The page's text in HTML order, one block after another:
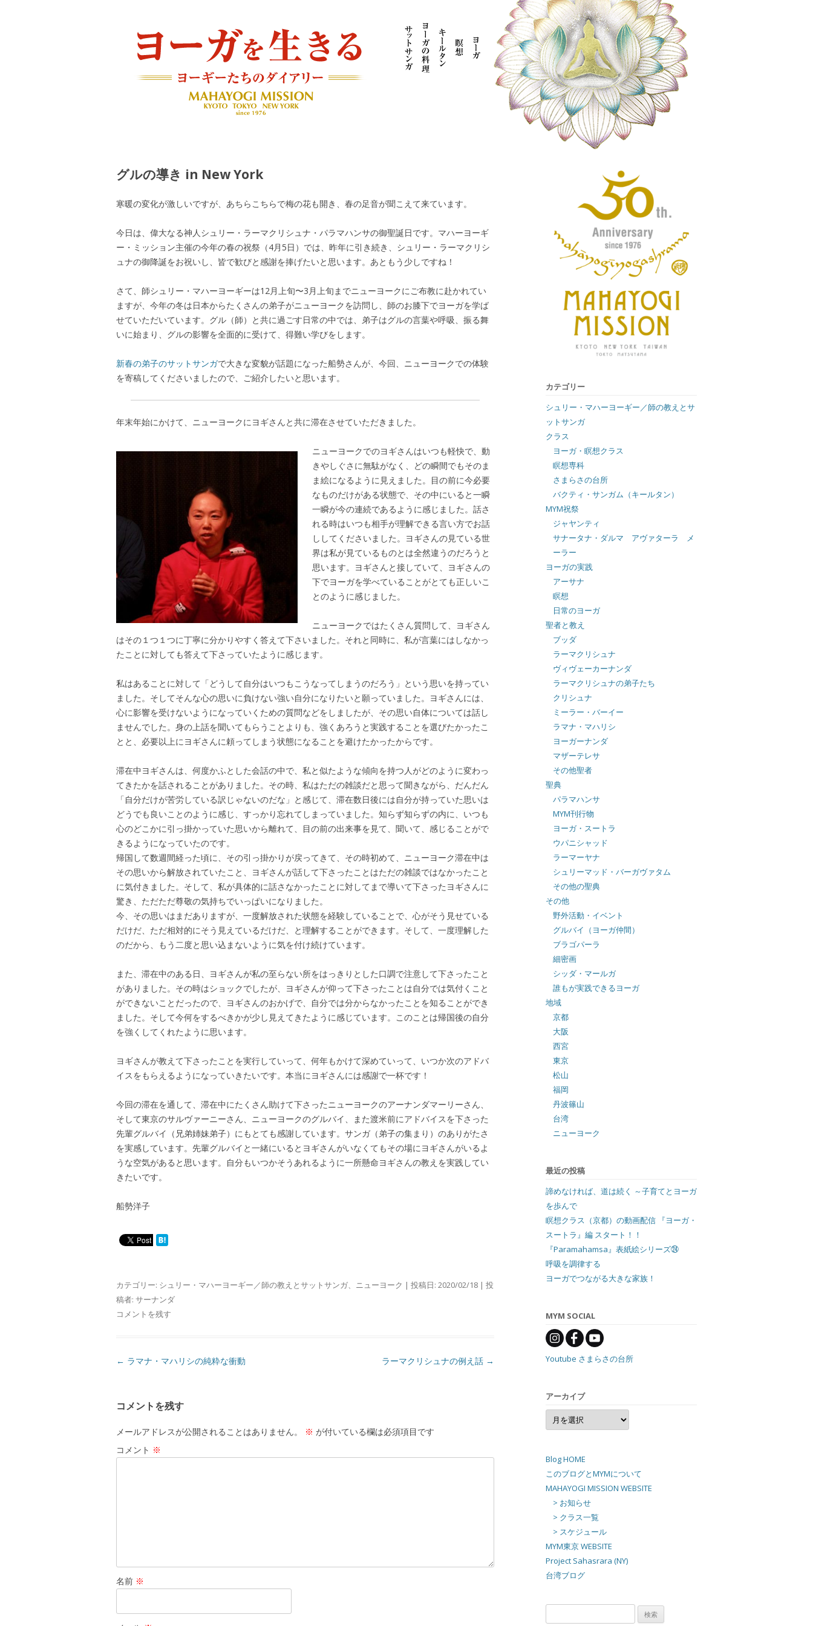
グルの導き in New York
寒暖の変化が激しいですが、あちらこちらで梅の花も開き、春の足音が聞こえて来ています。
今日は、偉大なる神人シュリー・ラーマクリシュナ・パラマハンサの御聖誕日です。マハーヨーギ
ー・ミッション主催の今年の春の祝祭（4月5日）では、昨年に引き続き、シュリー・ラーマクリシ
ュナの御降誕をお祝いし、皆で歓びと感謝を捧げたいと思います。あともう少しですね！
さて、師シュリー・マハーヨーギーは12月上旬〜3月上旬までニューヨークにご布教に赴かれてい
ますが、今年の冬は日本からたくさんの弟子がニューヨークを訪問し、師のお膝下でヨーガを学ば
せていただいています。グル（師）と共に過ごす日常の中では、弟子はグルの言葉や呼吸、振る舞
いに始まり、グルの影響を全面的に受けて、得難い学びをします。
新春の弟子のサットサンガで大きな変貌が話題になった船勢さんが、今回、ニューヨークでの体験
を寄稿してくださいましたので、ご紹介したいと思います。
年末年始にかけて、ニューヨークにヨギさんと共に滞在させていただきました。
ニューヨークでのヨギさんはいつも軽快で、動
きやしぐさに無駄がなく、どの瞬間でもそのま
ま絵になるように見えました。目の前に今必要
なものだけがある状態で、その中にいると一瞬
一瞬が今の連続であるように感じました。話さ
れる時はいつも相手が理解できる言い方でお話
ししてくださいました。ヨギさんの見ている世
界は私が見ているものとは全然違うのだろうと
思います。ヨギさんと接していて、ヨギさんの
下でヨーガを学べていることがとても正しいこ
とのように感じました。
ニューヨークではたくさん質問して、ヨギさん
はその１つ１つに丁寧に分かりやすく答えて下さいました。それと同時に、私が言葉にはしなかっ
たことに対しても答えて下さっていたように感じます。
私はあることに対して「どうして自分はいつもこうなってしまうのだろう」という思いを持ってい
ました。そしてそんな心の思いに負けない強い自分になりたいと願っていました。ヨギさんには、
心に影響を受けないようになっていくための質問などをしましたが、その思い自体については話し
ませんでした。身の上話を聞いてもらうことよりも、強くあろうと実践することを選びたかったこ
とと、必要以上にヨギさんに頼ってしまう状態になることを避けたかったからです。
滞在中ヨギさんは、何度かふとした会話の中で、私と似たような傾向を持つ人がどのように変わっ
てきたかを話されることがありました。その時、私はただの雑談だと思って聞きながら、だんだん
「自分だけが苦労している訳じゃないのだな」と感じて、滞在数日後には自分が持っていた思いは
どうでも良いことのように感じ、すっかり忘れてしまっていました。知らず知らずの内に、いつも
心のどこかに引っ掛かっていた思いから離れて、目の前の出来事を見て、聞いて、感じることがで
きるようになっていたのです。
帰国して数週間経った頃に、その引っ掛かりが戻ってきて、その時初めて、ニューヨーク滞在中は
その思いから解放されていたこと、ヨギさんが話して下さったことはただの雑談ではなかったこと
に気付きました。そして、私が具体的に話さなかったことに対してまで導いて下さったヨギさんに
驚き、ただただ尊敬の気持ちでいっぱいになりました。
今、その思いはまだありますが、一度解放された状態を経験していることで、心がそう見せている
だけだ、ただ相対的にそう見えているだけだ、と理解することができます。そして、一度理解した
のだから、もう二度と思い込まないように気を付け続けています。
また、滞在中のある日、ヨギさんが私の至らない所をはっきりとした口調で注意して下さったこと
がありました。その時はショックでしたが、ヨギさんが仰って下さったことは自分では気付くこと
ができないことだったので、ヨギさんのおかげで、自分では分からなかったことを知ることができ
ました。そして今何をするべきかが少し見えてきたように感じています。このことは帰国後の自分
を強くしてくれたように思います。
ヨギさんが教えて下さったことを実行していって、何年もかけて深めていって、いつか次のアドバ
イスをもらえるようになっていきたいです。本当にヨギさんには感謝で一杯です！
今回の滞在を通して、滞在中にたくさん助けて下さったニューヨークのアーナンダマーリーさん、
そして東京のサルヴァーニーさん、ニューヨークのグルバイ、また渡米前にアドバイスを下さった
先輩グルバイ（兄弟姉妹弟子）にもとても感謝しています。サンガ（弟子の集まり）のありがたさ
を実感しています。先輩グルバイと一緒にいるとヨギさんがいなくてもその場にヨギさんがいるよ
うな空気があると思います。自分もいつかそうあれるように一所懸命ヨギさんの教えを実践してい
きたいです。
船勢洋子
カテゴリー: シュリー・マハーヨーギー／師の教えとサットサンガ、 ニューヨーク | 投稿日: 2020/02/18 | 投
稿者: サーナンダ
コメントを残す
投
ビ
ゲ
ー
シ
← ラマナ・マハリシの純粋な衝動 ラーマクリシュナの例え話 →
コメントを残す
メールアドレスが公開されることはありません。 ※ が付いている欄は必須項目です
コメント ※
名前 ※
カテゴリー
シュリー・マハーヨーギー／師の教えとサ
ットサンガ
クラス
ヨーガ・瞑想クラス
瞑想専科
さまらさの台所
バクティ・サンガム（キールタン）
MYM祝祭
ジャヤンティ
サナータナ・ダルマ アヴァターラ メ
ーラー
ヨーガの実践
アーサナ
瞑想
日常のヨーガ
聖者と教え
ブッダ
ラーマクリシュナ
ヴィヴェーカーナンダ
ラーマクリシュナの弟子たち
クリシュナ
ミーラー・バーイー
ラマナ・マハリシ
ヨーガーナンダ
マザーテレサ
その他聖者
聖典
パラマハンサ
MYM刊行物
ヨーガ・スートラ
ウパニシャッド
ラーマーヤナ
シュリーマッド・バーガヴァタム
その他の聖典
その他
野外活動・イベント
グルバイ（ヨーガ仲間）
ブラゴパーラ
細密画
シッダ・マールガ
誰もが実践できるヨーガ
地域
京都
大阪
西宮
東京
松山
福岡
丹波篠山
台湾
ニューヨーク
最近の投稿
諦めなければ、道は続く ～子育てとヨーガ
を歩んで
瞑想クラス（京都）の動画配信 『ヨーガ・
スートラ』編 スタート！！
『Paramahamsa』表紙絵シリーズ㉔
呼吸を調律する
ヨーガでつながる大きな家族！
MYM SOCIAL
Youtube さまらさの台所
アーカイブ
ア
ー
カ
Blog HOME
このブログとMYMについて
MAHAYOGI MISSION WEBSITE
> お知らせ
> クラス一覧
> スケジュール
MYM東京 WEBSITE
Project Sahasrara (NY)
台湾ブログ